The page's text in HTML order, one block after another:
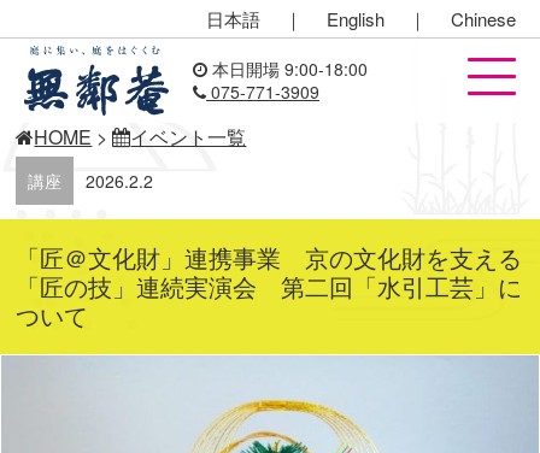
日本語 ｜ English ｜ Chinese
本日開場 9:00-18:00
075-771-3909
HOME > イベント一覧
講座 2026.2.2
「匠＠文化財」連携事業 京の文化財を支える
「匠の技」連続実演会 第二回「水引工芸」に
ついて